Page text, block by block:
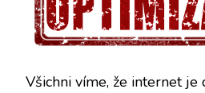
Všichni víme, že internet je